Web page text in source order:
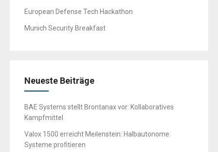
European Defense Tech Hackathon
Munich Security Breakfast
Neueste Beiträge
BAE Systems stellt Brontanax vor: Kollaboratives
Kampfmittel
Valox 1500 erreicht Meilenstein: Halbautonome
Systeme profitieren